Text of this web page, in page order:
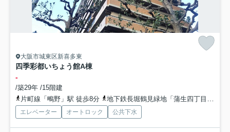
大阪市城東区新喜多東
四季彩都いちょう館A棟
-
/築29年 /15階建
片町線「鴫野」駅 徒歩8分
地下鉄長堀鶴見緑地「蒲生四丁目」駅 徒歩15分
エレベーター オートロック 公共下水